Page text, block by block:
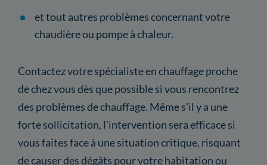
et tout autres problèmes concernant votre
chaudière ou pompe à chaleur.
Contactez votre spécialiste en chauffage proche
de chez vous dès que possible si vous rencontrez
des problèmes de chauffage. Même s'il y a une
forte sollicitation, l'intervention sera efficace si
vous faites face à une situation critique, risquant
de causer des dégâts pour votre habitation ou